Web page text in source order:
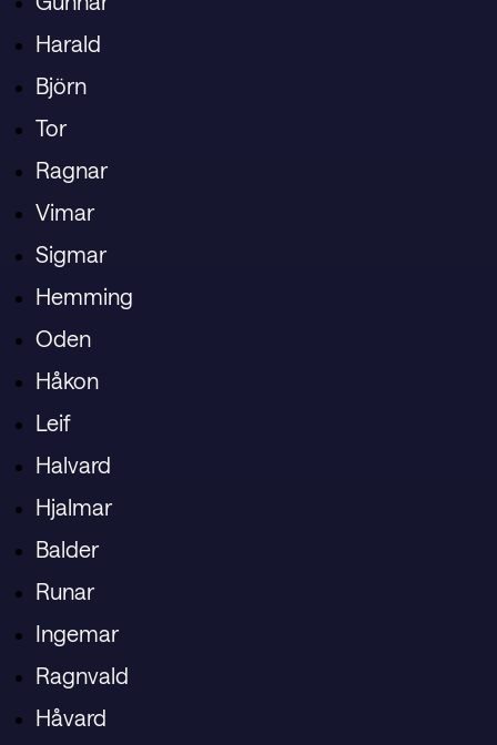
Harald
Björn
Tor
Ragnar
Vimar
Sigmar
Hemming
Oden
Håkon
Leif
Halvard
Hjalmar
Balder
Runar
Ingemar
Ragnvald
Håvard